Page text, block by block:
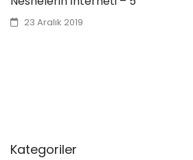
23 Aralık 2019
Kategoriler